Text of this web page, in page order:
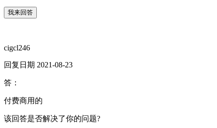
我来回答
cigcl246
回复日期 2021-08-23
答：
付费商用的
该回答是否解决了你的问题?